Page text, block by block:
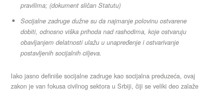
pravilima; (dokument sličan Statutu)
Socijalne zadruge dužne su da najmanje polovinu ostvarene
dobiti, odnosno viška prihoda nad rashodima, koje ostvaruju
obavljanjem delatnosti ulažu u unapređenje i ostvarivanje
postavljenih socijalnih ciljeva.
Iako jasno definiše socijalne zadruge kao socijalna preduzeća, ovaj
zakon je van fokusa civilnog sektora u Srbiji, čiji se veliki deo zalaže